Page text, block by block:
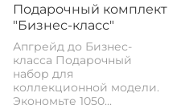
Подарочный комплект
"Бизнес-класс"
Апгрейд до Бизнес-
класса Подарочный
набор для
коллекционной модели.
Экономьте 1050...